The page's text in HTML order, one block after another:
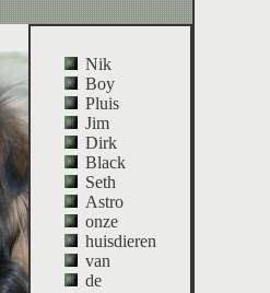
Nik
Boy
Pluis
Jim
Dirk
Black
Seth
Astro
onze
huisdieren
van
de